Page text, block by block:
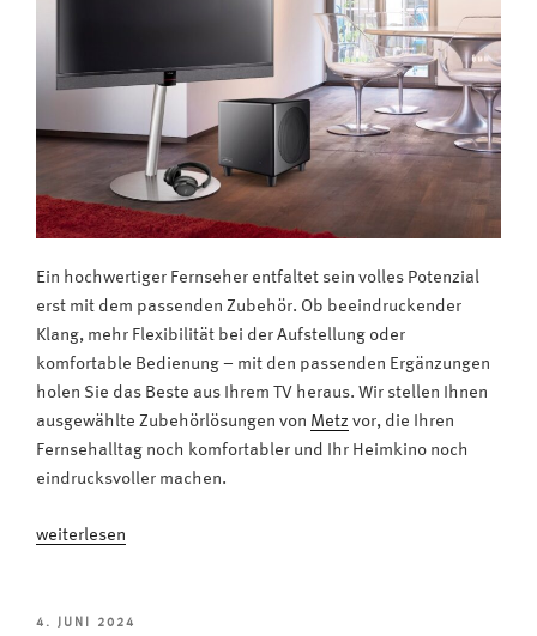
Ein hochwertiger Fernseher entfaltet sein volles Potenzial
erst mit dem passenden Zubehör. Ob beeindruckender
Klang, mehr Flexibilität bei der Aufstellung oder
komfortable Bedienung – mit den passenden Ergänzungen
holen Sie das Beste aus Ihrem TV heraus. Wir stellen Ihnen
ausgewählte Zubehörlösungen von Metz vor, die Ihren
Fernsehalltag noch komfortabler und Ihr Heimkino noch
eindrucksvoller machen.
„Passendes
Ihren
weiterlesen
VERÖFFENTLICHT
4. JUNI 2024